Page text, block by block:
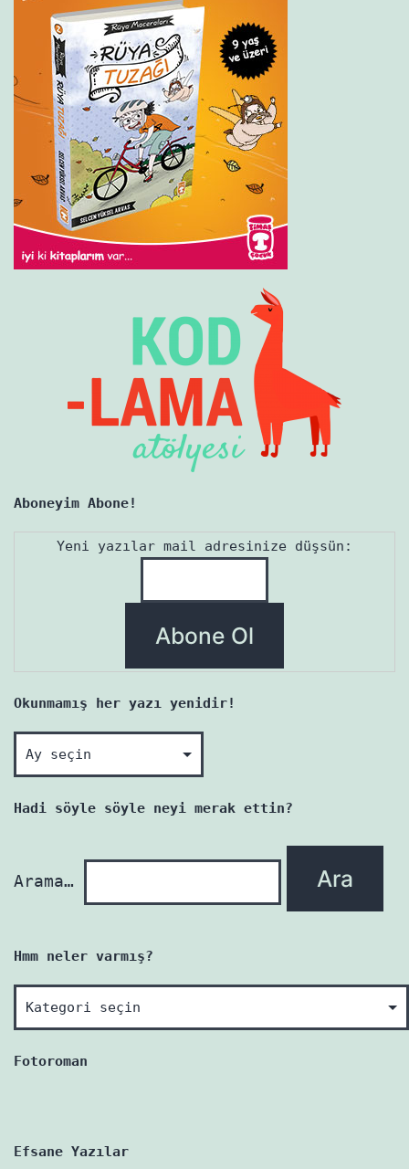
Aboneyim Abone!
Yeni yazılar mail adresinize düşsün:
Okunmamış her yazı yenidir!
Okunmamış
her
yazı
Hadi söyle söyle neyi merak ettin?
Arama…
Hmm neler varmış?
Hmm
neler
varmış?
Fotoroman
Efsane Yazılar